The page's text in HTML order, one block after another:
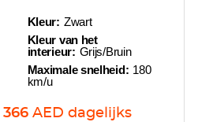
Kleur: Zwart
Kleur van het
interieur: Grijs/Bruin
Maximale snelheid: 180
km/u
366 AED dagelijks